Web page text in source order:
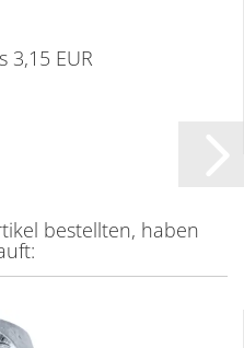
3,15 EUR
bestellten, haben